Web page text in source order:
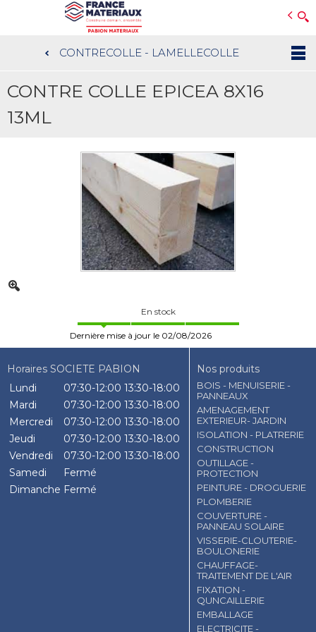
au
contenu
CONTRECOLLE - LAMELLECOLLE
CONTRE COLLE EPICEA 8X16
13ML
En stock
Dernière mise à jour le 02/08/2026
Horaires SOCIETE PABION
Lundi
07:30-12:00 13:30-18:00
Mardi
07:30-12:00 13:30-18:00
Mercredi
07:30-12:00 13:30-18:00
Jeudi
07:30-12:00 13:30-18:00
Vendredi
07:30-12:00 13:30-18:00
Samedi
Fermé
Dimanche Fermé
Nos produits
BOIS - MENUISERIE -
PANNEAUX
AMENAGEMENT
EXTERIEUR- JARDIN
ISOLATION - PLATRERIE
CONSTRUCTION
OUTILLAGE -
PROTECTION
PEINTURE - DROGUERIE
PLOMBERIE
COUVERTURE -
PANNEAU SOLAIRE
VISSERIE-CLOUTERIE-
BOULONERIE
CHAUFFAGE-
TRAITEMENT DE L'AIR
FIXATION -
QUNCAILLERIE
EMBALLAGE
ELECTRICITE -